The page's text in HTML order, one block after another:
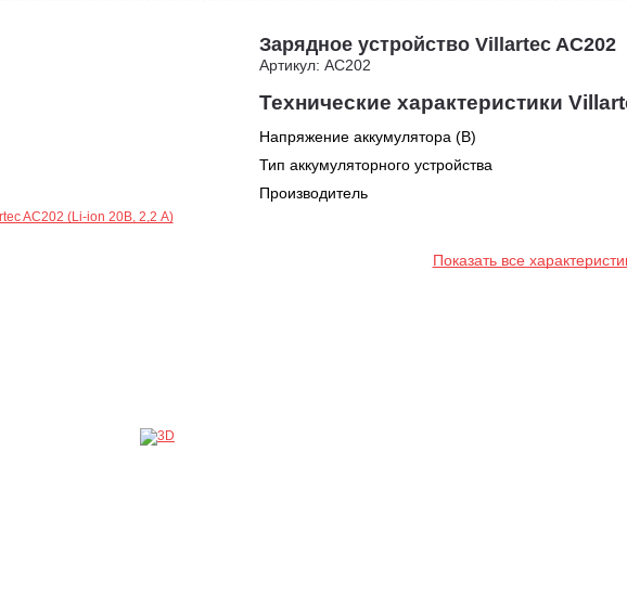
Зарядное устройство Villartec AC202
Артикул: AC202
Технические характеристики
Напряжение аккумулятора (В)
Тип аккумуляторного устройства
Производитель
Показать все